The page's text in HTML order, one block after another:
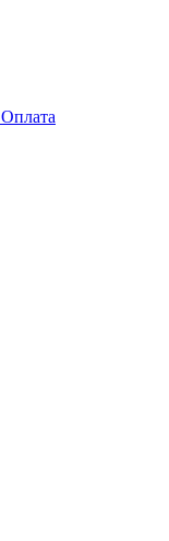
Оплата